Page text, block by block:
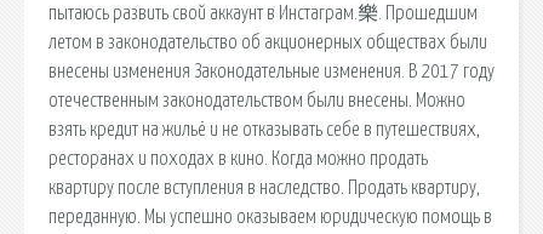
пытаюсь развить свой аккаунт в Инстаграм.樂. Прошедшим
летом в законодательство об акционерных обществах были
внесены изменения Законодательные изменения. В 2017 году
отечественным законодательством были внесены. Можно
взять кредит на жильё и не отказывать себе в путешествиях,
ресторанах и походах в кино. Когда можно продать
квартиру после вступления в наследство. Продать квартиру,
переданную. Мы успешно оказываем юридическую помощь в